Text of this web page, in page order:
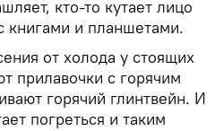
кто-то кутает лицо
и планшетами.
от холода у стоящих
прилавочки с горячим
горячий глинтвейн. И
погреться и таким